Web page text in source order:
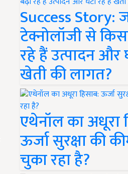
Success Story:
टेक्नोलॉजी से
रहे हैं उत्पादन और
खेती की लागत?
एथेनॉल का अधूरा
ऊर्जा सुरक्षा की
चुका रहा है?